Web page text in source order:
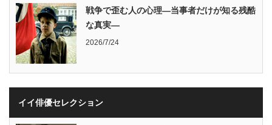
戦争で歪む人の心理―当事者だけが知る残酷
な真実―
2026/7/24
イイ俳優セレクション